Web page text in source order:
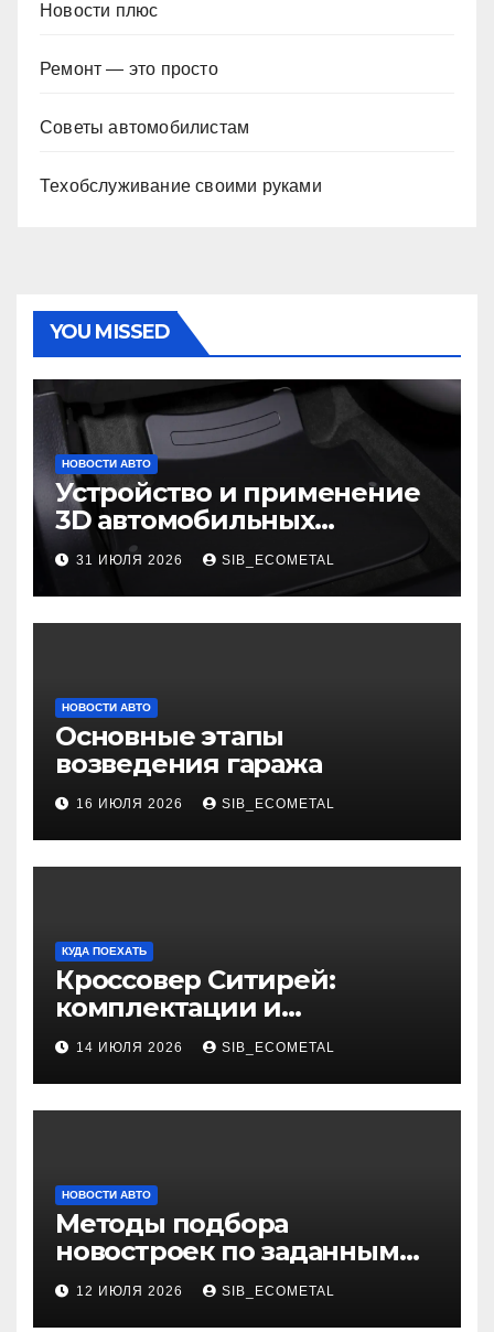
Новости плюс
Ремонт — это просто
Советы автомобилистам
Техобслуживание своими руками
YOU MISSED
НОВОСТИ АВТО
Устройство и применение
3D автомобильных
ковриков
31 ИЮЛЯ 2026 SIB_ECOMETAL
НОВОСТИ АВТО
Основные этапы
возведения гаража
16 ИЮЛЯ 2026 SIB_ECOMETAL
КУДА ПОЕХАТЬ
Кроссовер Ситирей:
комплектации и
характеристики
14 ИЮЛЯ 2026 SIB_ECOMETAL
НОВОСТИ АВТО
Методы подбора
новостроек по заданным
критериям
12 ИЮЛЯ 2026 SIB_ECOMETAL